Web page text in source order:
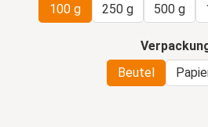
100 g
250 g 500 g
Beutel